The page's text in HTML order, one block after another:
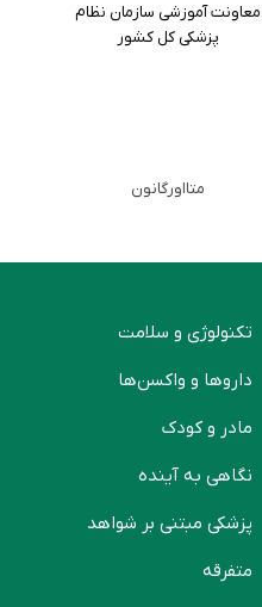
معاونت آموزشی سازمان نظام
پزشکی کل کشور
متااورگانون
تکنولوژی و سلامت
دارو‌ها و واکسن‌ها
مادر و کودک
نگاهی به آینده
پزشکی مبتنی بر شواهد
متفرقه